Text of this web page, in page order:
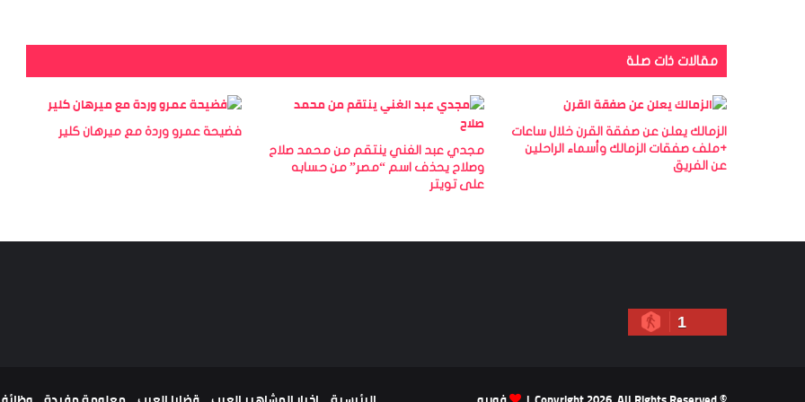
مقالات ذات صلة
الزمالك يعلن عن صفقة القرن خلال ساعات
+ملف صفقات الزمالك وأسماء الراحلين
عن الفريق
مجدي عبد الغني ينتقم من محمد صلاح
وصلاح يحذف اسم “مصر” من حسابه
على تويتر
فضيحة عمرو وردة مع ميرهان كلير
1